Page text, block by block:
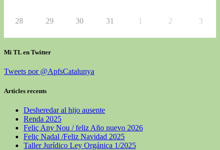
28 29 30 31 1 2 3
Mi TL en Twitter
Tweets por @ApfsCatalunya
Articles recents
Desheredar al hijo ausente
Renda 2025
Feliç Any Nou / feliz Año nuevo 2026
Feliç Nadal /Feliz Navidad 2025
Taller Jurídico Ley Orgánica 1/2025